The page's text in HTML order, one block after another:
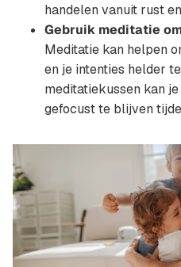
handelen vanuit rust
Gebruik meditatie
Meditatie kan helpen
en je intenties helder
meditatiekussen kan
gefocust te blijven